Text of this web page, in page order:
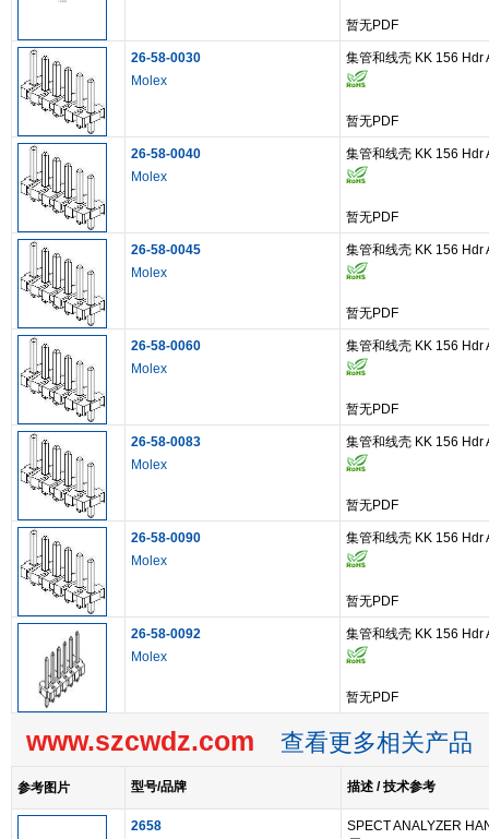
暂无PDF
26-58-0030
Molex
集管和线壳 KK 156 Hdr
暂无PDF
26-58-0040
Molex
集管和线壳 KK 156 Hdr
暂无PDF
26-58-0045
Molex
集管和线壳 KK 156 Hdr
暂无PDF
26-58-0060
Molex
集管和线壳 KK 156 Hdr
暂无PDF
26-58-0083
Molex
集管和线壳 KK 156 Hdr
暂无PDF
26-58-0090
Molex
集管和线壳 KK 156 Hdr
暂无PDF
26-58-0092
Molex
集管和线壳 KK 156 Hdr
暂无PDF
www.szcwdz.com 查看更多相关产品
参考图片 型号/品牌 描述 / 技术参考
2658
SPECT ANALYZER